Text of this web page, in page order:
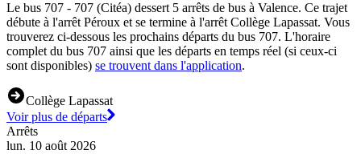
Le bus 707 - 707 (Citéa) dessert 5 arrêts de bus à Valence. Ce trajet
débute à l'arrêt Péroux et se termine à l'arrêt Collège Lapassat. Vous
trouverez ci-dessous les prochains départs du bus 707. L'horaire
complet du bus 707 ainsi que les départs en temps réel (si ceux-ci
sont disponibles) se trouvent dans l'application.
Collège Lapassat
Voir plus de départs
Arrêts
lun. 10 août 2026